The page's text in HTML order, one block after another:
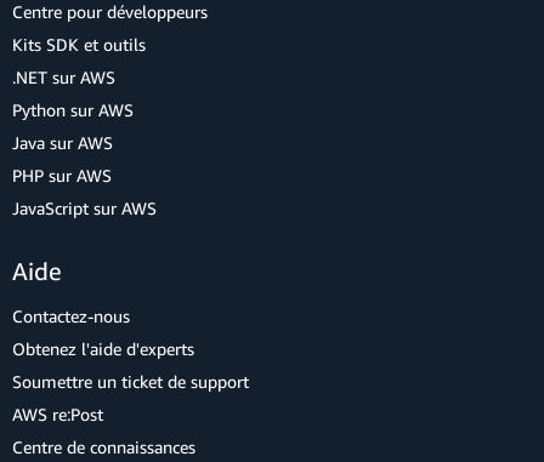
Centre pour développeurs
Kits SDK et outils
.NET sur AWS
Python sur AWS
Java sur AWS
PHP sur AWS
JavaScript sur AWS
Aide
Contactez-nous
Obtenez l'aide d'experts
Soumettre un ticket de support
AWS re:Post
Centre de connaissances